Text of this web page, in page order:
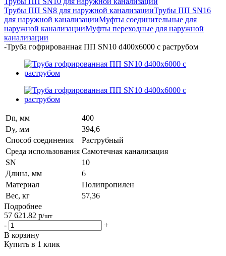
Трубы ПП SN8 для наружной канализацииТрубы ПП SN16
для наружной канализацииМуфты соединительные для
наружной канализацииМуфты переходные для наружной
канализации
-Труба гофрированная ПП SN10 d400х6000 с раструбом
Dn, мм
400
Dy, мм
394,6
Способ соединения
Раструбный
Среда использования Самотечная канализация
SN
10
Длина, мм
6
Материал
Полипропилен
Вес, кг
57,36
Подробнее
57 621.82 р/шт
-
+
В корзину
Купить в 1 клик